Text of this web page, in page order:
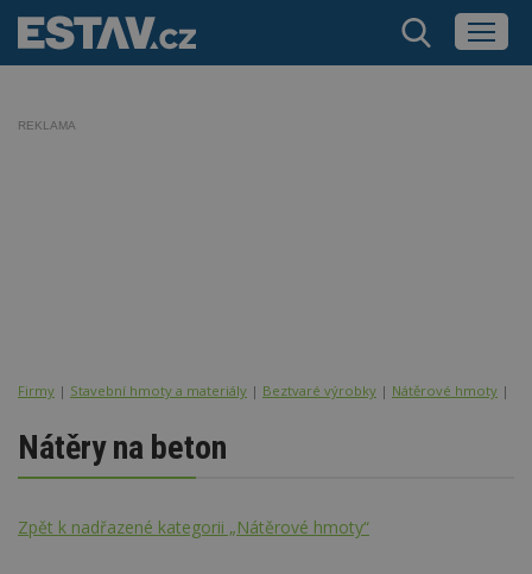
REKLAMA
Firmy | Stavební hmoty a materiály | Beztvaré výrobky | Nátěrové hmoty |
Nátěry na beton
Zpět k nadřazené kategorii „Nátěrové hmoty“